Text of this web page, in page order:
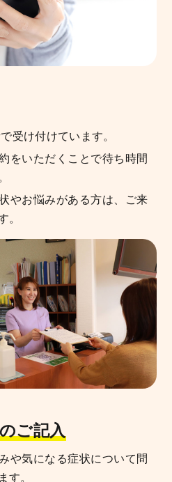
受け付けています。
をいただくことで待ち時間
やお悩みがある方は、ご来
ご記入
や気になる症状について問
。